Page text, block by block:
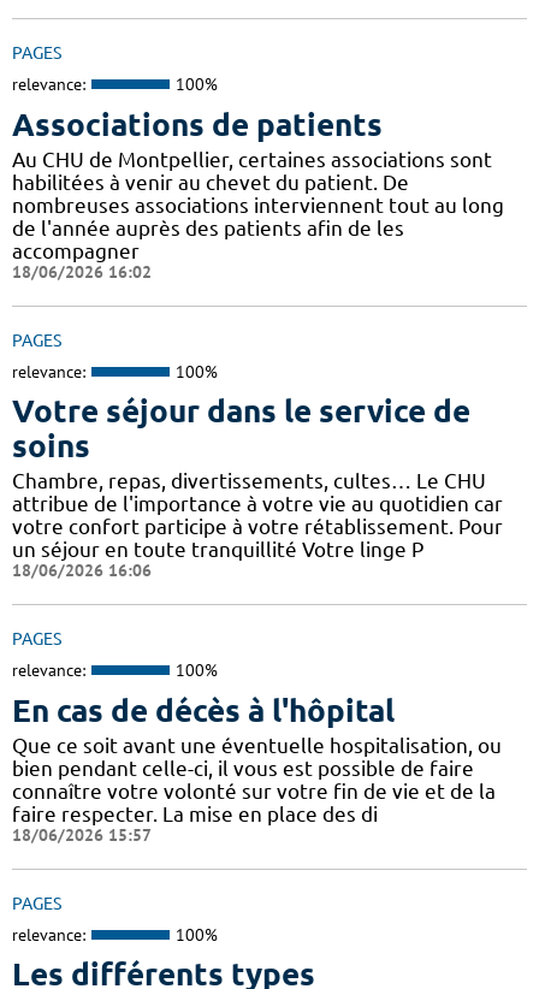
PAGES
relevance: 100%
Associations de patients
Au CHU de Montpellier, certaines associations sont
habilitées à venir au chevet du patient. De
nombreuses associations interviennent tout au long
de l'année auprès des patients afin de les
accompagner
18/06/2026 16:02
PAGES
relevance: 100%
Votre séjour dans le service de
soins
Chambre, repas, divertissements, cultes… Le CHU
attribue de l'importance à votre vie au quotidien car
votre confort participe à votre rétablissement. Pour
un séjour en toute tranquillité Votre linge P
18/06/2026 16:06
PAGES
relevance: 100%
En cas de décès à l'hôpital
Que ce soit avant une éventuelle hospitalisation, ou
bien pendant celle-ci, il vous est possible de faire
connaître votre volonté sur votre fin de vie et de la
faire respecter. La mise en place des di
18/06/2026 15:57
PAGES
relevance: 100%
Les différents types